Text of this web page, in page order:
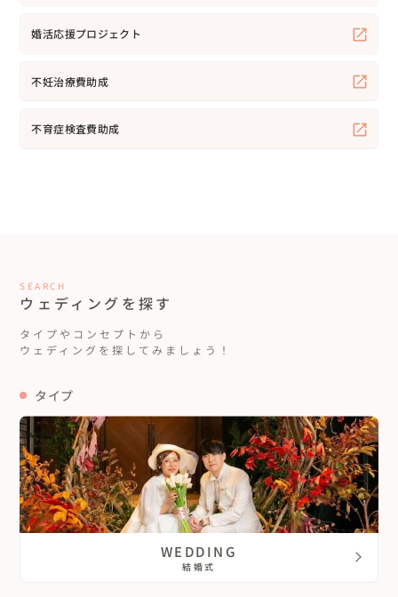
婚活応援プロジェクト
不妊治療費助成
不育症検査費助成
SEARCH
ウェディングを探す
タイプやコンセプトから
ウェディングを探してみましょう！
タイプ
WEDDING
結婚式